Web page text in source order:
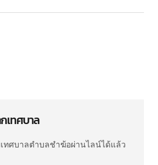
เทศบาล
ทศบาลตำบลชำฆ้อผ่านไลน์ได้แล้ว